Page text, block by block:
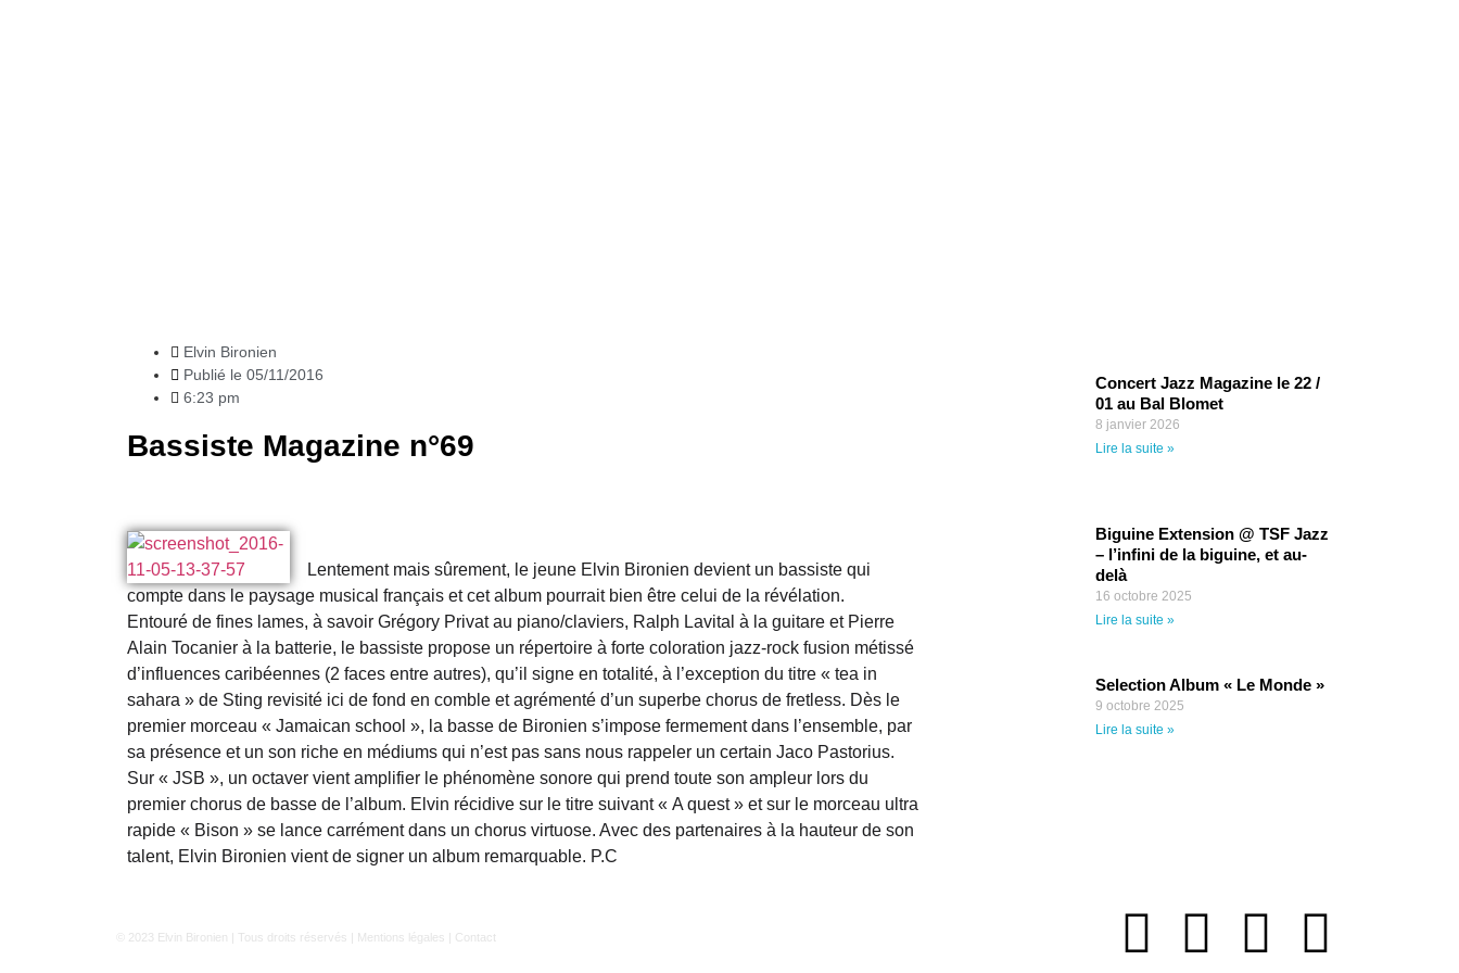
Elvin Bironien
Publié le 05/11/2016
6:23 pm
Bassiste Magazine n°69
Lentement mais sûrement, le jeune Elvin Bironien devient un bassiste qui
compte dans le paysage musical français et cet album pourrait bien être celui de la révélation.
Entouré de fines lames, à savoir Grégory Privat au piano/claviers, Ralph Lavital à la guitare et Pierre
Alain Tocanier à la batterie, le bassiste propose un répertoire à forte coloration jazz-rock fusion métissé
d’influences caribéennes (2 faces entre autres), qu’il signe en totalité, à l’exception du titre « tea in
sahara » de Sting revisité ici de fond en comble et agrémenté d’un superbe chorus de fretless. Dès le
premier morceau « Jamaican school », la basse de Bironien s’impose fermement dans l’ensemble, par
sa présence et un son riche en médiums qui n’est pas sans nous rappeler un certain Jaco Pastorius.
Sur « JSB », un octaver vient amplifier le phénomène sonore qui prend toute son ampleur lors du
premier chorus de basse de l’album. Elvin récidive sur le titre suivant « A quest » et sur le morceau ultra
rapide « Bison » se lance carrément dans un chorus virtuose. Avec des partenaires à la hauteur de son
talent, Elvin Bironien vient de signer un album remarquable. P.C
Concert Jazz Magazine le 22 /
01 au Bal Blomet
8 janvier 2026
Lire la suite »
Biguine Extension @ TSF Jazz
– l’infini de la biguine, et au-
delà
16 octobre 2025
Lire la suite »
Selection Album « Le Monde »
9 octobre 2025
Lire la suite »
© 2023 Elvin Bironien | Tous droits réservés | Mentions légales Contact